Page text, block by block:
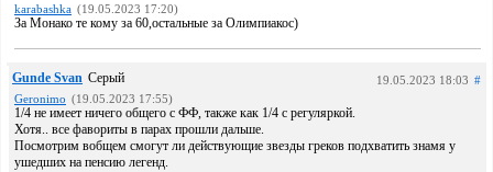
karabashka (19.05.2023 17:20)
За Монако те кому за 60,остальные за Олимпиакос)
Gunde Svan Серый 19.05.2023 18:03 #
Geronimo (19.05.2023 17:55)
1/4 не имеет ничего общего с ФФ, также как 1/4 с регуляркой.
Хотя.. все фавориты в парах прошли дальше.
Посмотрим вобщем смогут ли действующие звезды греков подхватить знамя у
ушедших на пенсию легенд.